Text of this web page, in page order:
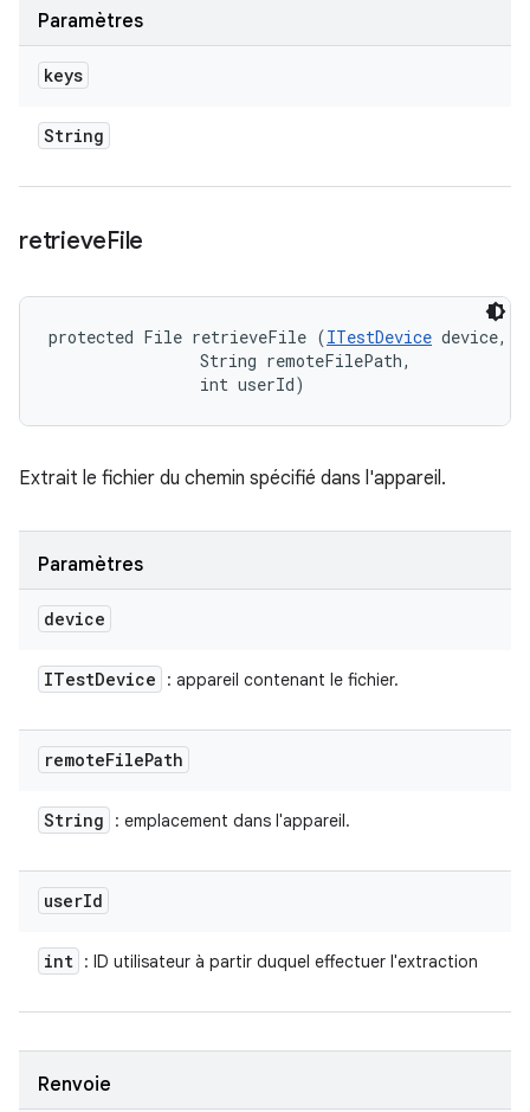
Paramètres
keys
String
retrieveFile
protected File retrieveFile (ITestDevice device,
                String remoteFilePath,
                int userId)
Extrait le fichier du chemin spécifié dans l'appareil.
Paramètres
device
ITestDevice : appareil contenant le fichier.
remoteFilePath
String : emplacement dans l'appareil.
userId
int : ID utilisateur à partir duquel effectuer l'extraction
Renvoie